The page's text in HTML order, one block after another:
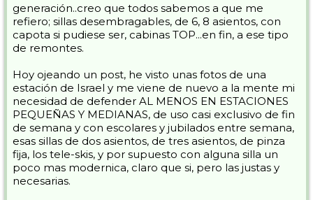
generación..creo que todos sabemos a que me
refiero; sillas desembragables, de 6, 8 asientos, con
capota si pudiese ser, cabinas TOP...en fin, a ese tipo
de remontes.
Hoy ojeando un post, he visto unas fotos de una
estación de Israel y me viene de nuevo a la mente mi
necesidad de defender AL MENOS EN ESTACIONES
PEQUEÑAS Y MEDIANAS, de uso casi exclusivo de fin
de semana y con escolares y jubilados entre semana,
esas sillas de dos asientos, de tres asientos, de pinza
fija, los tele-skis, y por supuesto con alguna silla un
poco mas modernica, claro que si, pero las justas y
necesarias.